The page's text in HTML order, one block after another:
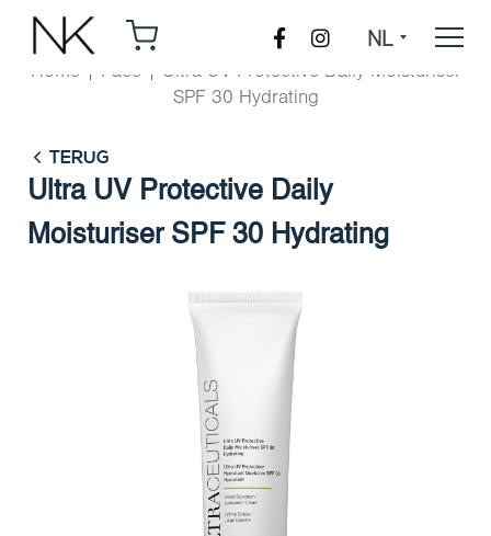
NL
Home | Face |
Ultra UV Protective Daily Moisturiser
SPF 30 Hydrating
TERUG
Ultra UV Protective Daily
Moisturiser SPF 30 Hydrating